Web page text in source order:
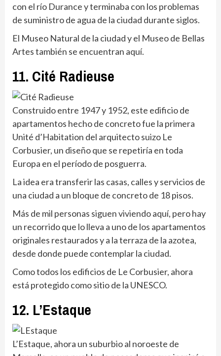
con el río Durance y terminaba con los problemas
de suministro de agua de la ciudad durante siglos.
El Museo Natural de la ciudad y el Museo de Bellas
Artes también se encuentran aquí.
11. Cité Radieuse
Construido entre 1947 y 1952, este edificio de
apartamentos hecho de concreto fue la primera
Unité d’Habitation del arquitecto suizo Le
Corbusier, un diseño que se repetiría en toda
Europa en el período de posguerra.
La idea era transferir las casas, calles y servicios de
una ciudad a un bloque de concreto de 18 pisos.
Más de mil personas siguen viviendo aquí, pero hay
un recorrido que lo lleva a uno de los apartamentos
originales restaurados y a la terraza de la azotea,
desde donde puede contemplar la ciudad.
Como todos los edificios de Le Corbusier, ahora
está protegido como sitio de la UNESCO.
12. L’Estaque
L’Estaque, ahora un suburbio al noroeste de